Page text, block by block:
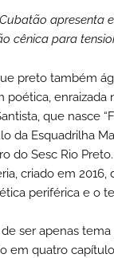
apresenta
cênica para
preto também
poética,
que nasce
da Esquadrilha
do Sesc Rio
criado em
periférica e o
ser apenas
em quatro